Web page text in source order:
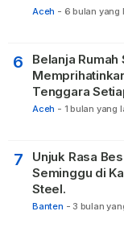
Relawan
Aceh - 6 bulan yang
6
Belanja
Tenggara
Membangun
Aceh - 1 bulan yang
7
Unjuk Rasa
Seminggu di
Steel.
Banten - 3 bulan